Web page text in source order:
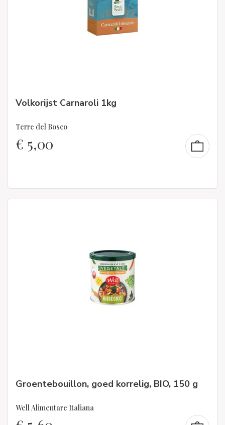
Volkorijst Carnaroli 1kg
Terre del Bosco
€ 5,00
Groentebouillon, goed korrelig, BIO, 150 g
Well Alimentare Italiana